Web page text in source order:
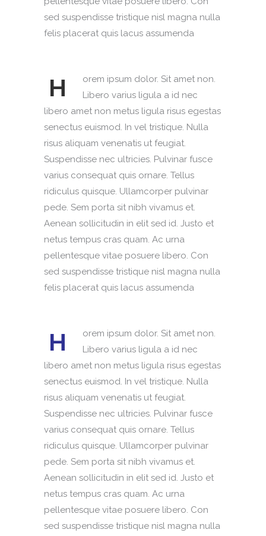
sed suspendisse tristique nisl magna nulla
felis placerat quis lacus assumenda
H
orem ipsum dolor. Sit amet non.
Libero varius ligula a id nec
libero amet non metus ligula risus egestas
senectus euismod. In vel tristique. Nulla
risus aliquam venenatis ut feugiat.
Suspendisse nec ultricies. Pulvinar fusce
varius consequat quis ornare. Tellus
ridiculus quisque. Ullamcorper pulvinar
pede. Sem porta sit nibh vivamus et.
Aenean sollicitudin in elit sed id. Justo et
netus tempus cras quam. Ac urna
pellentesque vitae posuere libero. Con
sed suspendisse tristique nisl magna nulla
felis placerat quis lacus assumenda
H
orem ipsum dolor. Sit amet non.
Libero varius ligula a id nec
libero amet non metus ligula risus egestas
senectus euismod. In vel tristique. Nulla
risus aliquam venenatis ut feugiat.
Suspendisse nec ultricies. Pulvinar fusce
varius consequat quis ornare. Tellus
ridiculus quisque. Ullamcorper pulvinar
pede. Sem porta sit nibh vivamus et.
Aenean sollicitudin in elit sed id. Justo et
netus tempus cras quam. Ac urna
pellentesque vitae posuere libero. Con
sed suspendisse tristique nisl magna nulla